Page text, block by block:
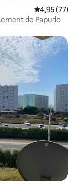
Évaluation
4,95 (77)
de Papudo